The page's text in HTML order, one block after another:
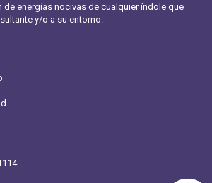
de energías nocivas de cualquier índole que
y/o a su entorno.